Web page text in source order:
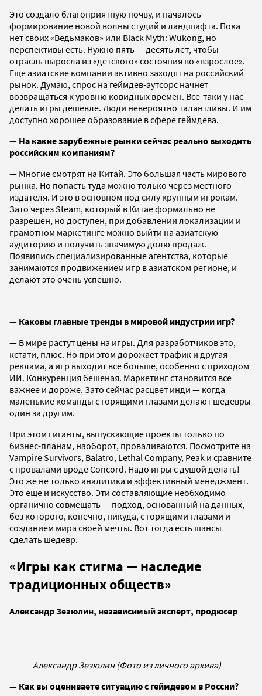
Это создало благоприятную почву, и началось
формирование новой волны студий и ландшафта. Пока
нет своих «Ведьмаков» или Black Myth: Wukong, но
перспективы есть. Нужно пять — десять лет, чтобы
отрасль выросла из «детского» состояния во «взрослое».
Еще азиатские компании активно заходят на российский
рынок. Думаю, спрос на геймдев-аутсорс начнет
возвращаться к уровню ковидных времен. Все-таки у нас
делать игры дешевле. Люди невероятно талантливы. И им
доступно хорошее образование в сфере геймдева.
— На какие зарубежные рынки сейчас реально выходить
российским компаниям?
— Многие смотрят на Китай. Это большая часть мирового
рынка. Но попасть туда можно только через местного
издателя. И это в основном под силу крупным игрокам.
Зато через Steam, который в Китае формально не
разрешен, но доступен, при добавлении локализации и
грамотном маркетинге можно выйти на азиатскую
аудиторию и получить значимую долю продаж.
Появились специализированные агентства, которые
занимаются продвижением игр в азиатском регионе, и
делают это очень успешно.
— Каковы главные тренды в мировой индустрии игр?
— В мире растут цены на игры. Для разработчиков это,
кстати, плюс. Но при этом дорожает трафик и другая
реклама, а игр выходит все больше, особенно с приходом
ИИ. Конкуренция бешеная. Маркетинг становится все
важнее и дороже. Зато сейчас расцвет инди — когда
маленькие команды с горящими глазами делают шедевры
один за другим.
При этом гиганты, выпускающие проекты только по
бизнес-планам, наоборот, проваливаются. Посмотрите на
Vampire Survivors, Balatro, Lethal Company, Peak и сравните
с провалами вроде Concord. Надо игры с душой делать!
Это же не только аналитика и эффективный менеджмент.
Это еще и искусство. Эти составляющие необходимо
органично совмещать — подход, основанный на данных,
без которого, конечно, никуда, с горящими глазами и
созданием мира своей мечты. Вот тогда есть шансы
сделать шедевр.
«Игры как стигма — наследие
традиционных обществ»
Александр Зезюлин, независимый эксперт, продюсер
Александр Зезюлин (Фото из личного архива)
— Как вы оцениваете ситуацию с геймдевом в России?